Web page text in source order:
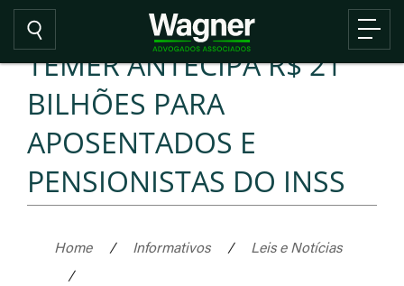
TEMER ANTECIPA R$ 21
BILHÕES PARA
APOSENTADOS E
PENSIONISTAS DO INSS
Home / Informativos /
Leis e Notícias
/